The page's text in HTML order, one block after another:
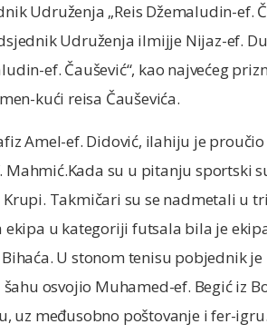
Udruženja „Reis Džemaludin-ef.
Udruženja ilmijje Nijaz-ef.
ef. Čaušević“, kao najvećeg
kući reisa Čauševića.
Amel-ef. Didović, ilahiju je
su u pitanju sportski
Takmičari su se nadmetali u
u kategoriji futsala bila je
U stonom tenisu pobjednik
osvojio Muhamed-ef. Begić iz
uz međusobno poštovanje i fer-igru.